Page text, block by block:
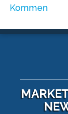
Kommen